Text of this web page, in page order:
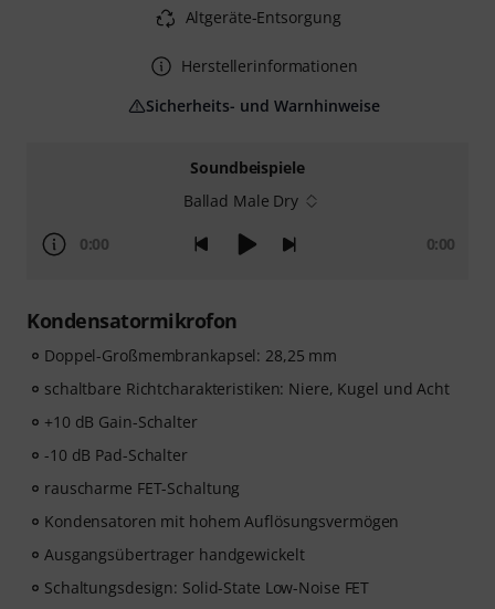
Soundbeispiele
Ballad Male Dry
0:00 0:00
Kondensatormikrofon
Doppel-Großmembrankapsel: 28,25 mm
schaltbare Richtcharakteristiken: Niere, Kugel und Acht
+10 dB Gain-Schalter
-10 dB Pad-Schalter
rauscharme FET-Schaltung
Kondensatoren mit hohem Auflösungsvermögen
Ausgangsübertrager handgewickelt
Schaltungsdesign: Solid-State Low-Noise FET
Altgeräte-Entsorgung
Herstellerinformationen
Sicherheits- und Warnhinweise